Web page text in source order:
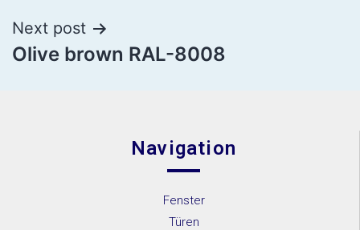
Next post
Olive brown RAL-8008
Navigation
Fenster
Türen